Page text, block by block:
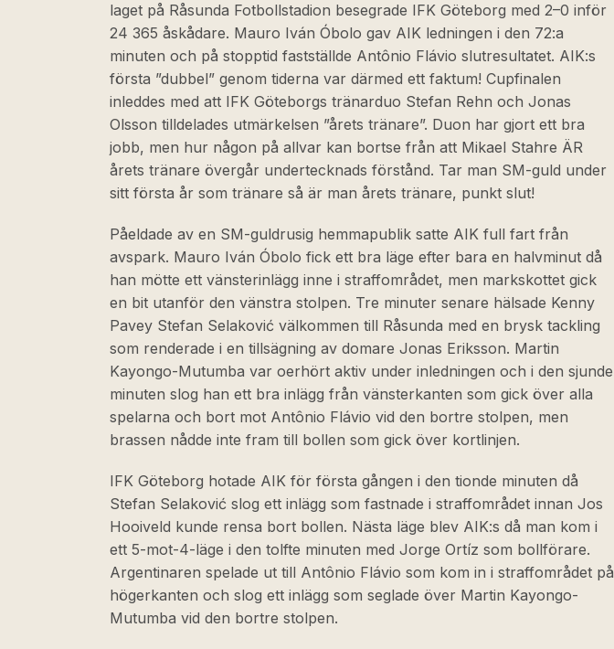
laget på Råsunda Fotbollstadion besegrade IFK Göteborg med 2–0 inför
24 365 åskådare. Mauro Iván Óbolo gav AIK ledningen i den 72:a
minuten och på stopptid fastställde Antônio Flávio slutresultatet. AIK:s
första ”dubbel” genom tiderna var därmed ett faktum! Cupfinalen
inleddes med att IFK Göteborgs tränarduo Stefan Rehn och Jonas
Olsson tilldelades utmärkelsen ”årets tränare”. Duon har gjort ett bra
jobb, men hur någon på allvar kan bortse från att Mikael Stahre ÄR
årets tränare övergår undertecknads förstånd. Tar man SM-guld under
sitt första år som tränare så är man årets tränare, punkt slut!
Påeldade av en SM-guldrusig hemmapublik satte AIK full fart från
avspark. Mauro Iván Óbolo fick ett bra läge efter bara en halvminut då
han mötte ett vänsterinlägg inne i straffområdet, men markskottet gick
en bit utanför den vänstra stolpen. Tre minuter senare hälsade Kenny
Pavey Stefan Selaković välkommen till Råsunda med en brysk tackling
som renderade i en tillsägning av domare Jonas Eriksson. Martin
Kayongo-Mutumba var oerhört aktiv under inledningen och i den sjunde
minuten slog han ett bra inlägg från vänsterkanten som gick över alla
spelarna och bort mot Antônio Flávio vid den bortre stolpen, men
brassen nådde inte fram till bollen som gick över kortlinjen.
IFK Göteborg hotade AIK för första gången i den tionde minuten då
Stefan Selaković slog ett inlägg som fastnade i straffområdet innan Jos
Hooiveld kunde rensa bort bollen. Nästa läge blev AIK:s då man kom i
ett 5-mot-4-läge i den tolfte minuten med Jorge Ortíz som bollförare.
Argentinaren spelade ut till Antônio Flávio som kom in i straffområdet på
högerkanten och slog ett inlägg som seglade över Martin Kayongo-
Mutumba vid den bortre stolpen.